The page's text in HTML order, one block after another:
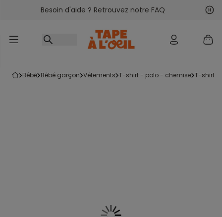
Accéder au contenu
Besoin d'aide ? Retrouvez notre FAQ
bébé bébé garçon vêtements t-shirt - polo - chemise t-shirt